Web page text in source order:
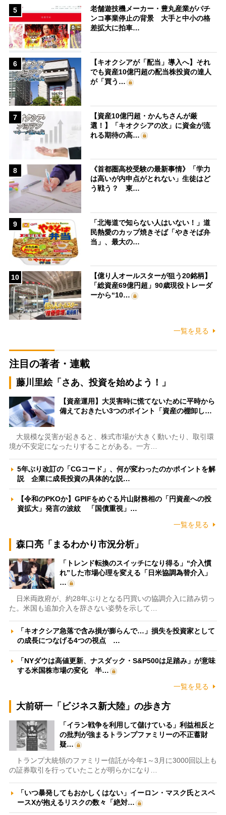
5
老舗遊技機メーカー・豊丸産業がパチ
ンコ事業停止の背景 大手と中小の格
差拡大に拍車…
6
【キオクシアが「配当」導入へ】それ
でも資産10億円超の配当株投資の達人
が「買う…
7
【資産10億円超・かんちさんが厳
選！】「キオクシアの次」に資金が流
れる期待の高…
8
《首都圏高校受験の最新事情》「学力
は高いが内申点がとれない」生徒はど
う戦う？ 東…
9
「北海道で知らない人はいない！」道
民熱愛のカップ焼きそば「やきそば弁
当」、最大の…
10
【億り人オールスターが狙う20銘柄】
「総資産69億円超」90歳現役トレーダ
ーから“10…
一覧を見る
注目の著者・連載
藤川里絵「さあ、投資を始めよう！」
【資産運用】大災害時に慌てないために平時から
備えておきたい3つのポイント「資産の棚卸し…
大規模な災害が起きると、株式市場が大きく動いたり、取引環
境が不安定になったりすることがある。一方…
5年ぶり改訂の「CGコード」、何が変わったのかポイントを解
説 企業に成長投資の具体的な説…
【令和のPKOか】GPIFをめぐる片山財務相の「円資産への投
資拡大」発言の波紋 「国債重視」…
一覧を見る
森口亮「まるわかり市況分析」
「トレンド転換のスイッチになり得る」“介入慣
れ”した市場心理を変える「日米協調為替介入」
…
日米両政府が、約28年ぶりとなる円買いの協調介入に踏み切っ
た。米国も追加介入を辞さない姿勢を示して…
「キオクシア急落で含み損が膨らんで…」損失を投資家として
の成長につなげる4つの視点 …
「NYダウは高値更新、ナスダック・S&P500は足踏み」が意味
する米国株市場の変化 半…
一覧を見る
大前研一「ビジネス新大陸」の歩き方
「イラン戦争を利用して儲けている」利益相反と
の批判が強まるトランプファミリーの不正蓄財
疑…
トランプ大統領のファミリー信託が今年1～3月に3000回以上も
の証券取引を行っていたことが明らかになり…
「いつ暴発してもおかしくはない」イーロン・マスク氏とスペ
ースXが抱えるリスクの数々「絶対…